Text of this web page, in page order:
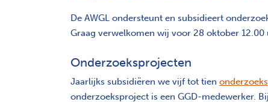
De AWGL ondersteunt en subsidieert
Graag verwelkomen wij voor 28 oktober
Onderzoeksprojecten
Jaarlijks subsidiëren we vijf tot tien
onderzoeksproject is een GGD-medewerker.